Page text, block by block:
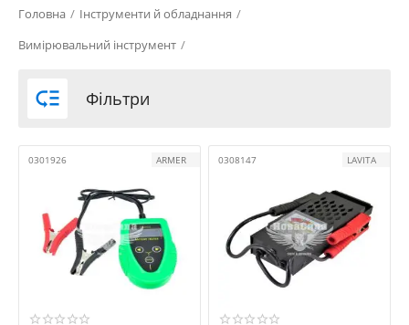
Головна / Інструменти й обладнання /
Вимірювальний інструмент /
 Фільтри
0301926 ARMER 0308147 LAVITA